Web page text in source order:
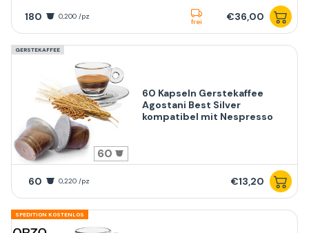
180 0,200 /pz
frei €36,00
GERSTEKAFFEE
60
60 Kapseln Gerstekaffee
Agostani Best Silver
kompatibel mit Nespresso
60 0,220 /pz €13,20
SPEDITION KOSTENLOS